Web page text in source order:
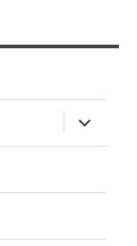
anzeigen